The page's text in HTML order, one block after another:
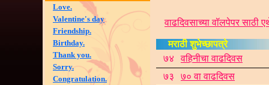
Love.
Valentine's day
Friendship.
Birthday.
Thank you.
Sorry.
Congratulation.
वाढदिवसाच्या वॉलपेपर साठी
मराठी शुभेच्छापत्रे
७४
वहिनीचा वाढदिवस
७३
७० वा वाढदिवस